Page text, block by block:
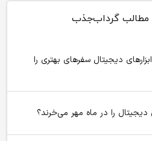
مطالب گرداب‌جذب
دیجیتال سفرهای بهتری را
دیجیتال را در ماه مهر می‌خرند؟